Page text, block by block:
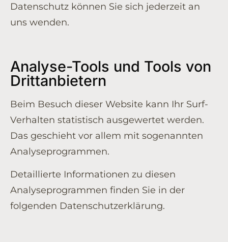
Datenschutz können Sie sich jederzeit an
uns wenden.
Analyse-Tools und Tools von
Dritt­anbietern
Beim Besuch dieser Website kann Ihr Surf-
Verhalten statistisch ausgewertet werden.
Das geschieht vor allem mit sogenannten
Analyseprogrammen.
Detaillierte Informationen zu diesen
Analyseprogrammen finden Sie in der
folgenden Datenschutzerklärung.